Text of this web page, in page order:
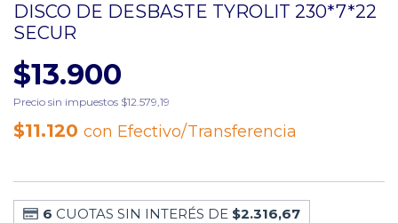
DISCO DE DESBASTE TYROLIT 230*7*22
SECUR
$13.900
Precio sin impuestos $12.579,19
$11.120 con Efectivo/Transferencia
6 CUOTAS SIN INTERÉS DE $2.316,67